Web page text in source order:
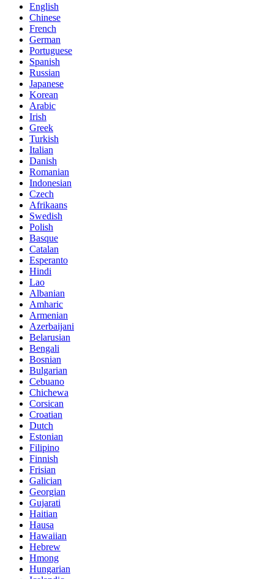
English
Chinese
French
German
Portuguese
Spanish
Russian
Japanese
Korean
Arabic
Irish
Greek
Turkish
Italian
Danish
Romanian
Indonesian
Czech
Afrikaans
Swedish
Polish
Basque
Catalan
Esperanto
Hindi
Lao
Albanian
Amharic
Armenian
Azerbaijani
Belarusian
Bengali
Bosnian
Bulgarian
Cebuano
Chichewa
Corsican
Croatian
Dutch
Estonian
Filipino
Finnish
Frisian
Galician
Georgian
Gujarati
Haitian
Hausa
Hawaiian
Hebrew
Hmong
Hungarian